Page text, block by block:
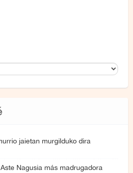
jaietan murgilduko dira
Nagusia más madrugadora